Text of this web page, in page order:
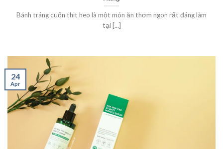
Bánh tráng cuốn thịt heo là một món ăn thơm ngon rất đáng làm
tại [...]
24
Apr